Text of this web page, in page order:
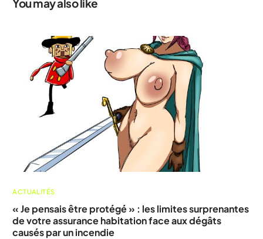
ACTUALITÉS
« Je pensais être protégé » : les limites surprenantes
de votre assurance habitation face aux dégâts
causés par un incendie